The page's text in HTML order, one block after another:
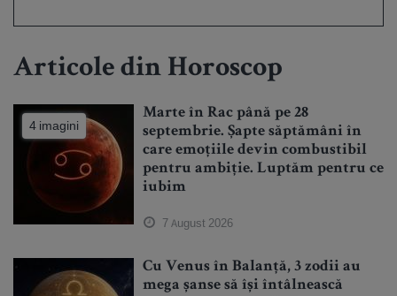
Articole din Horoscop
4 imagini
Marte în Rac până pe 28
septembrie. Șapte săptămâni în
care emoțiile devin combustibil
pentru ambiție. Luptăm pentru ce
iubim
7 August 2026
Cu Venus în Balanță, 3 zodii au
mega șanse să își întâlnească